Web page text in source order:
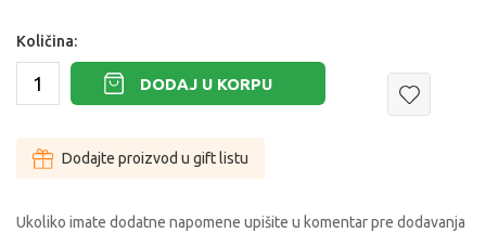
Količina:
DODAJ U KORPU
Dodajte proizvod u gift listu
Ukoliko imate dodatne napomene upišite u komentar pre dodavanja